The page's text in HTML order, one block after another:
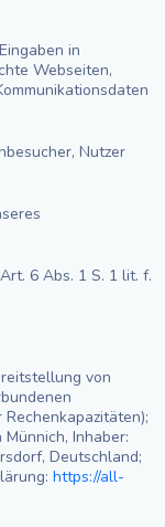
in
Webseiten,
Nutzer
6 Abs. 1 S. 1 lit. f.
von
Inhaber:
Deutschland;
https://all-